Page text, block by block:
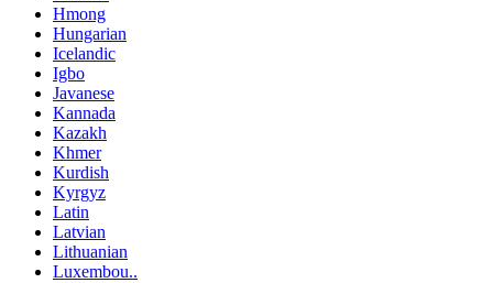
Hmong
Hungarian
Icelandic
Igbo
Javanese
Kannada
Kazakh
Khmer
Kurdish
Kyrgyz
Latin
Latvian
Lithuanian
Luxembou..